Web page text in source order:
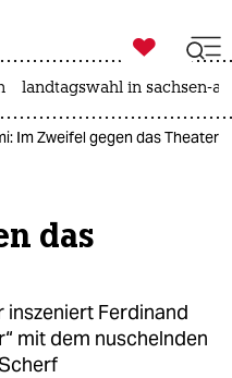

taz zahl ich
landtagswahl in sachsen-
Im Zweifel gegen das Theater
das
Ferdinand
mit dem nuschelnden